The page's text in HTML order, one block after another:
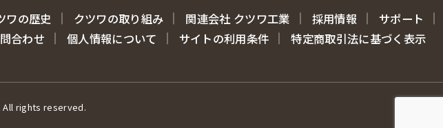
ワの歴史 クツワの取り組み 関連会社 クツワ工業 採用情報
サポート
合わせ 個人情報について サイトの利用条件 特定商取引法に基づく表示
All rights reserved.